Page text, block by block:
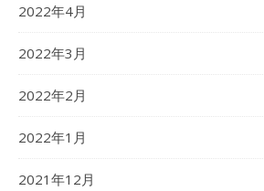
2022年4月
2022年3月
2022年2月
2022年1月
2021年12月